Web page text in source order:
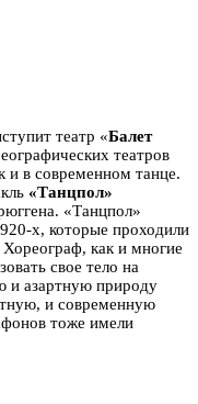
театр «Балет
театров
и в современном танце.
«Танцпол»
«Танцпол»
х, которые проходили
как и многие
свое тело на
и азартную природу
и современную
тоже имели